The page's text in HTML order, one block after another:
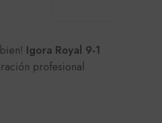
Igora Royal 9-1
profesional